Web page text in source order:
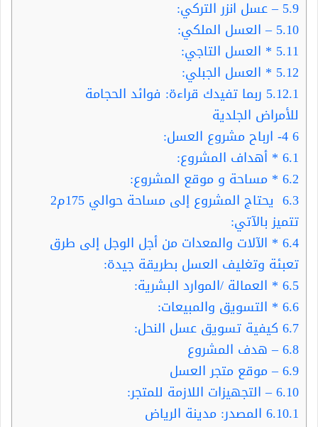
5.9– عسل انزر التركي:
5.10– العسل الملكي:
5.11 * العسل التاجي:
5.12 * العسل الجبلي:
5.12.1 ربما تفيدك قراءة: فوائد الحجامة
للأمراض الجلدية
6
6.1 * أهداف المشروع:
6.2 * مساحة و موقع المشروع:
6.3
تتميز بالآتي:
6.4 * الآلات والمعدات من أجل الوجل إلى طرق
تعبئة وتغليف العسل بطريقة جيدة:
6.5 * العمالة /الموارد البشرية:
6.6 * التسويق والمبيعات:
6.7 كيفية تسويق عسل النحل:
6.8– هدف المشروع
6.9– موقع متجر العسل
6.10– التجهيزات اللازمة للمتجر:
6.10.1 المصدر: مدينة الرياض